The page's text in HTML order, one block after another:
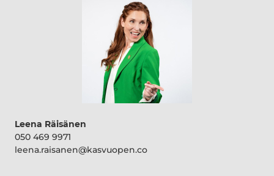
Leena Räisänen
050 469 9971
leena.raisanen@kasvuopen.co